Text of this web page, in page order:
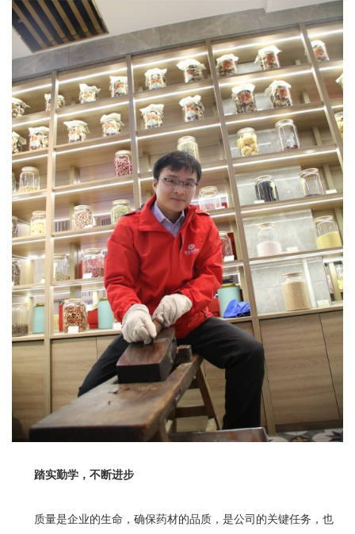
踏实勤学，不断进步
质量是企业的生命，确保药材的品质，是公司的关键任务，也